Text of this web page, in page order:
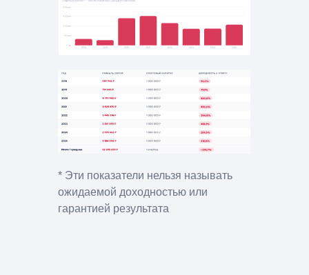
* Эти показатели нельзя называть
ожидаемой доходностью или
гарантией результата